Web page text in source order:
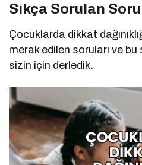
Sıkça Sorulan
Çocuklarda dikkat
merak edilen soruları ve bu
sizin için derledik.